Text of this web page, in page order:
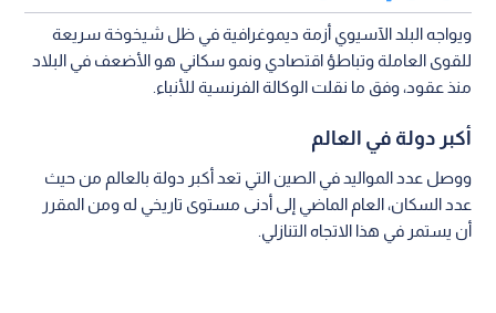
ويواجه البلد الآسيوي أزمة ديموغرافية في ظل شيخوخة سريعة
للقوى العاملة وتباطؤ اقتصادي ونمو سكاني هو الأضعف في البلاد
منذ عقود، وفق ما نقلت الوكالة الفرنسية للأنباء.
أكبر دولة في العالم
ووصل عدد المواليد في الصين التي تعد أكبر دولة بالعالم من حيث
عدد السكان، العام الماضي إلى أدنى مستوى تاريخي له ومن المقرر
أن يستمر في هذا الاتجاه التنازلي.